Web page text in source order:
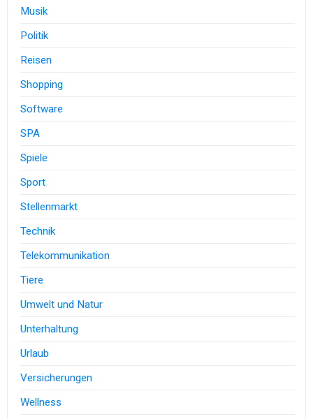
Musik
Politik
Reisen
Shopping
Software
SPA
Spiele
Sport
Stellenmarkt
Technik
Telekommunikation
Tiere
Umwelt und Natur
Unterhaltung
Urlaub
Versicherungen
Wellness